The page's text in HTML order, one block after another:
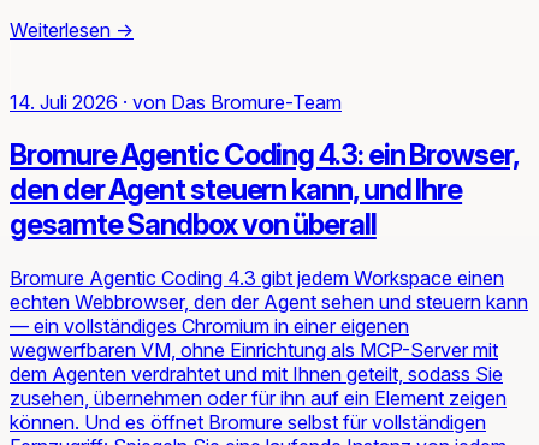
Weiterlesen →
14. Juli 2026 · von Das Bromure-Team
Bromure Agentic Coding 4.3: ein Browser,
den der Agent steuern kann, und Ihre
gesamte Sandbox von überall
Bromure Agentic Coding 4.3 gibt jedem Workspace einen
echten Webbrowser, den der Agent sehen und steuern kann
— ein vollständiges Chromium in einer eigenen
wegwerfbaren VM, ohne Einrichtung als MCP-Server mit
dem Agenten verdrahtet und mit Ihnen geteilt, sodass Sie
zusehen, übernehmen oder für ihn auf ein Element zeigen
können. Und es öffnet Bromure selbst für vollständigen